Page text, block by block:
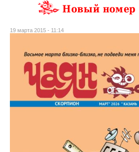
Новый номер
19 марта 2015 - 11:14